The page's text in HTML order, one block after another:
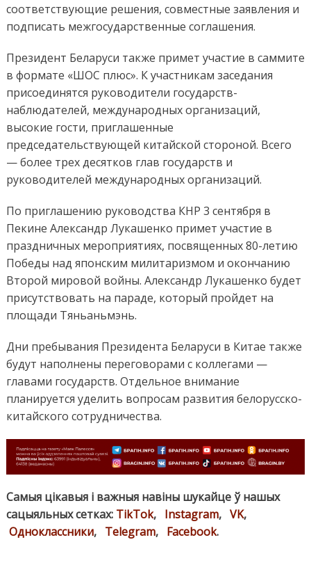
соответствующие решения, совместные заявления и
подписать межгосударственные соглашения.
Президент Беларуси также примет участие в саммите
в формате «ШОС плюс». К участникам заседания
присоединятся руководители государств-
наблюдателей, международных организаций,
высокие гости, приглашенные
председательствующей китайской стороной. Всего
— более трех десятков глав государств и
руководителей международных организаций.
По приглашению руководства КНР 3 сентября в
Пекине Александр Лукашенко примет участие в
праздничных мероприятиях, посвященных 80-летию
Победы над японским милитаризмом и окончанию
Второй мировой войны. Александр Лукашенко будет
присутствовать на параде, который пройдет на
площади Тяньаньмэнь.
Дни пребывания Президента Беларуси в Китае также
будут наполнены переговорами с коллегами —
главами государств. Отдельное внимание
планируется уделить вопросам развития белорусско-
китайского сотрудничества.
Самыя цікавыя і важныя навіны шукайце ў нашых
сацыяльных сетках: TikTok, Instagram, VK,
Одноклассники, Telegram, Facebook.